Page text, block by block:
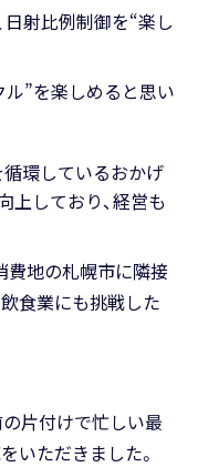
射比例制御を“楽し
”を楽しめると思い
環しているおかげ
上しており、経営も
地の札幌市に隣接
食業にも挑戦した
片付けで忙しい最
いただきました。